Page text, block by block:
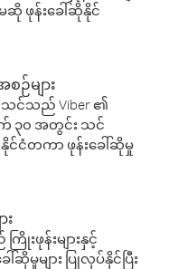
ဆို ဖုန်းခေါ်ဆိုနိုင်
ဉ်များ
သင်သည် Viber ၏
က် ၃၀ အတွင်း သင်
ငံတကာ ဖုန်းခေါ်ဆိုမှု
း
းဖုန်းများနှင့်
ဆိုမှုများ ပြုလုပ်နိုင်ပြီး